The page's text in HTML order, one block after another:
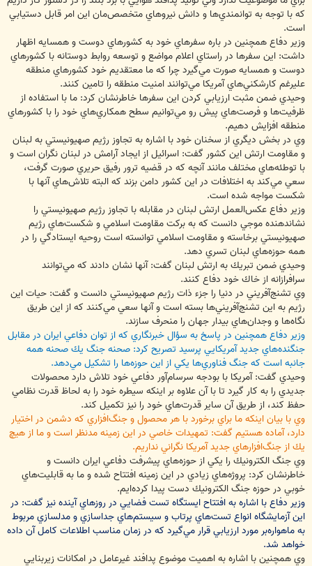
كه با توجه به توانمندي‌ها و دانش نيروهاي متخصص‌مان اين امر قابل دستيابي
است.
وزير دفاع همچنين در باره سفرهاي خود به كشورهاي دوست و همسايه اظهار
داشت: اين سفرها در راستاي اعلام مواضع و توسعه روابط دوستانه با كشورهاي
دوست و همسايه صورت مي‌گيرد چرا كه ما معتقديم خود كشورهاي منطقه
علي‏رغم كارشكني‌هاي آمريكا مي‌توانند امنيت منطقه را تامين كنند.
وحيدي ضمن مثبت ارزيابي كردن اين سفرها خاطرنشان كرد: ما با استفاده از
ظرفيت‌ها و فرصت‌هاي پيش رو مي‌توانيم سطح همكاري‌هاي خود را با كشورهاي
منطقه افزايش دهيم.
وي در بخش ديگري از سخنان خود با اشاره به تجاوز رژيم صهيونيستي به لبنان
و مقاومت ارتش اين كشور گفت: اسرائيل از ايجاد آرامش در لبنان نگران است و
با توطئه‌هاي مختلف مانند آنچه كه در قضيه ترور رفيق حريري صورت گرفت،
سعي مي‌كند به اختلافات در اين كشور دامن بزند كه البته تلاش‌هاي آنها با
شكست مواجه شده است.
وزير دفاع عكس‌العمل ارتش لبنان در مقابله با تجاوز رژيم صهيونيستي را
نشاندهنده موجي دانست كه به بركت مقاومت اسلامي و شكست‌هاي رژيم
صهيونيستي برخاسته و مقاومت اسلامي توانسته است روحيه ايستادگي را در
همه حوزه‌هاي لبنان تسري دهد.
وحيدي ضمن تبريك به ارتش لبنان گفت: آنها نشان دادند كه مي‌توانند
سرافرازانه از خاك خود دفاع كنند.
وي تشنج‌آفريني در دنيا را جزء ذات رژيم صهيونيستي دانست و گفت: حيات اين
رژيم به اين تشنج‌آفريني‌ها بسته است و آنها سعي مي‌كنند كه از اين طريق
نگاه‌ها و وجدان‌هاي بيدار جهان را منحرف سازند.
وزير دفاع همچنين در پاسخ به سؤال خبرنگاري كه از توان دفاعي ايران در مقابل
جنگنده‌هاي جديد آمريكايي پرسيد تصريح كرد: صحنه جنگ يك صحنه همه
جانبه است كه جنگ فناوري‌ها يكي از اين حوزه‌ها را تشكيل مي‌دهد.
وحيدي گفت: آمريكا با بودجه سرسام‌آور دفاعي خود تلاش دارد محصولات
جديدي را به كار گيرد تا با آن علاوه بر اينكه سيطره خود را به لحاظ قدرت نظامي
حفظ كند، از طريق آن ساير قدرت‌هاي خود را نيز تكميل كند.
وي با بيان اينكه ما براي برخورد با هر محصول و جنگ‌افزاري كه دشمن در اختيار
دارد، آماده هستيم گفت: تمهيدات خاصي در اين زمينه مدنظر است و ما از هيچ
يك از جنگ‌افزارهاي جديد آمريكا نگراني نداريم.
وي جنگ الكترونيك را يكي از حوزه‌هاي پيشرفت دفاعي ايران دانست و
خاطرنشان كرد: پروژه‌هاي زيادي در اين زمينه افتتاح شده و ما به قابليت‌هاي
خوبي در حوزه جنگ الكترونيك دست پيدا كرده‌ايم.
وزير دفاع با اشاره به افتتاح ايستگاه تست فضايي در روزهاي آينده نيز گفت: در
اين آزمايشگاه انواع تست‌هاي پرتاب و سيستم‌هاي جداسازي و مدلسازي مربوط
به ماهواره‌بر مورد ارزيابي قرار مي‌گيرد كه در زمان مناسب اطلاعات كامل آن داده
خواهد شد.
وي همچنين با اشاره به اهميت موضوع پدافند غيرعامل در امكانات زيربنايي